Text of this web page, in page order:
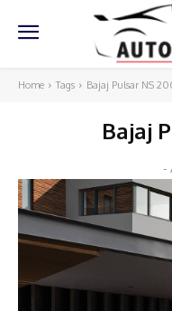
Home Tags Bajaj Pulsar NS
Bajaj
-